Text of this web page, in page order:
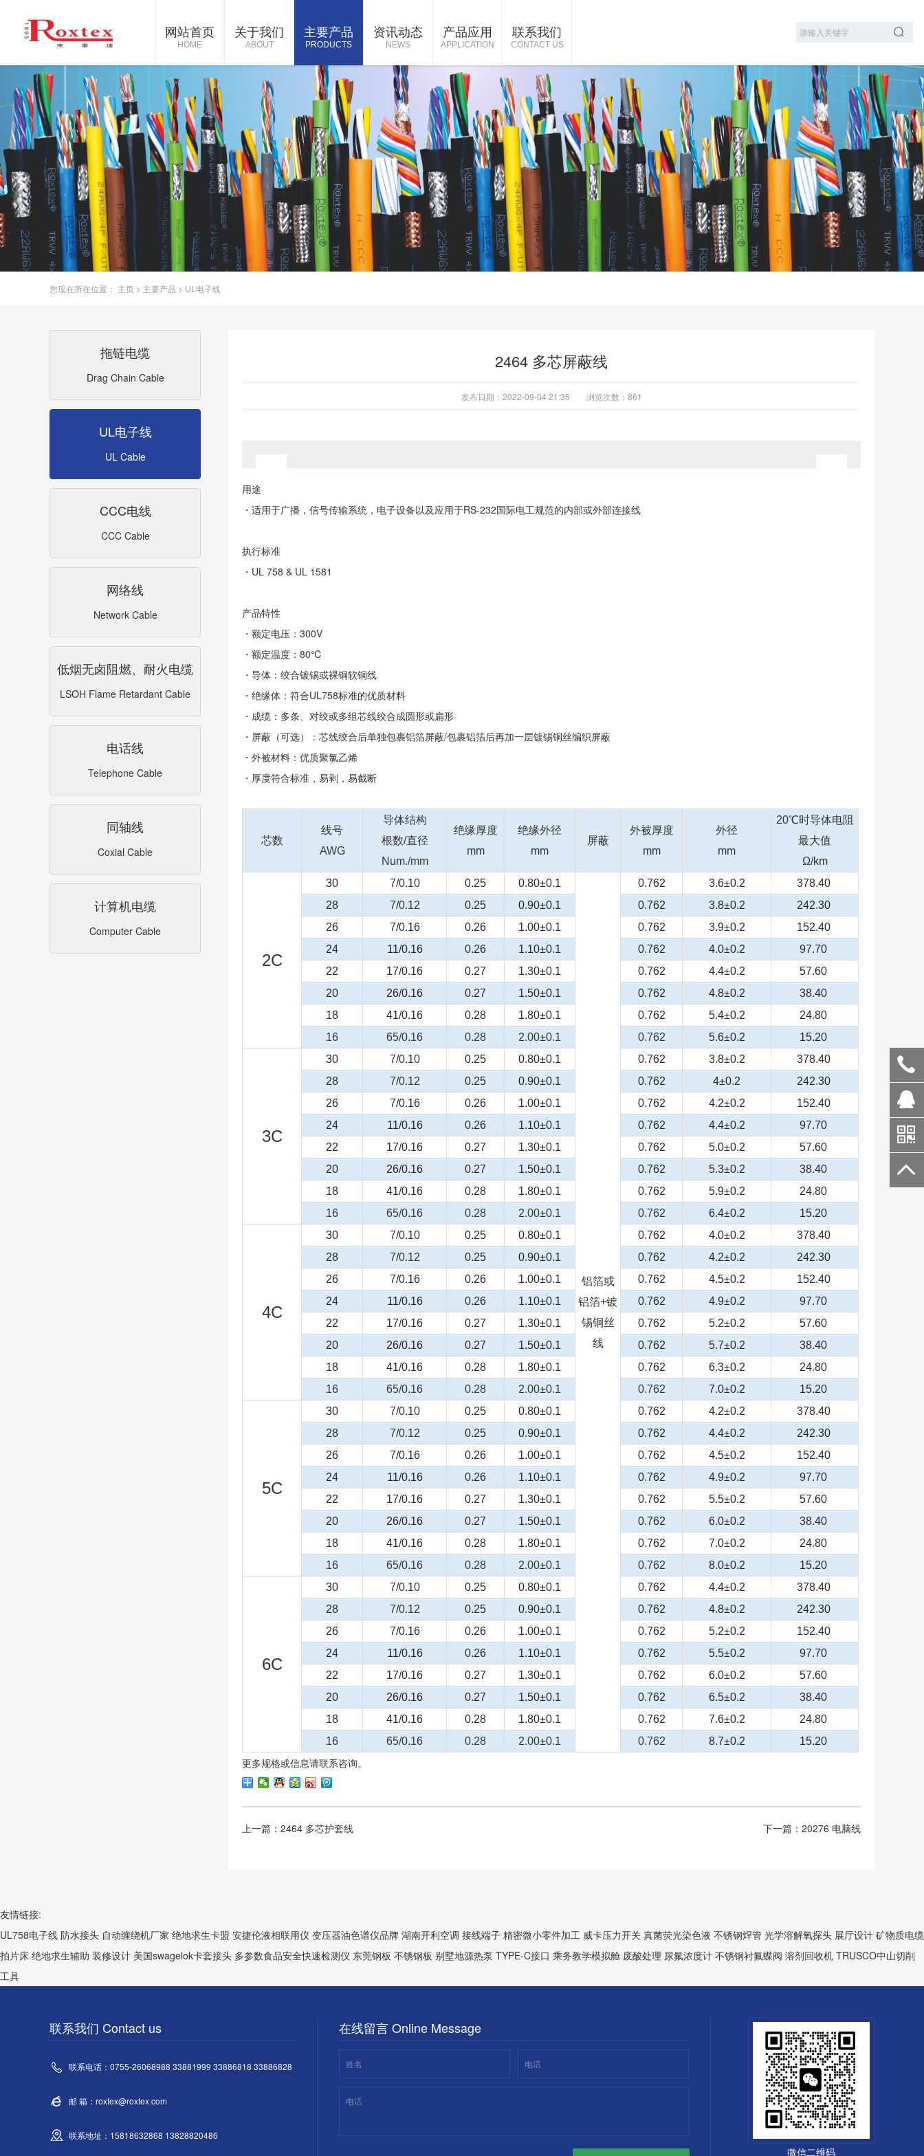
网站首页
HOME
关于我们
ABOUT
主要产品
PRODUCTS
资讯动态
NEWS
产品应用
APPLICATION
联系我们
CONTACT US
您现在所在位置： 主页 > 主要产品 > UL电子线
拖链电缆
Drag Chain Cable
UL电子线
UL Cable
CCC电线
CCC Cable
网络线
Network Cable
低烟无卤阻燃、耐火电缆
LSOH Flame Retardant Cable
电话线
Telephone Cable
同轴线
Coxial Cable
计算机电缆
Computer Cable
2464 多芯屏蔽线
发布日期：2022-09-04 21:35 浏览次数： 861
用途
・适用于广播，信号传输系统，电子设备以及应用于RS-232国际电工规范的内部或外部连接线
执行标准
・UL 758 & UL 1581
产品特性
・额定电压：300V
・额定温度：80℃
・导体：绞合镀锡或裸铜软铜线
・绝缘体：符合UL758标准的优质材料
・成缆：多条、对绞或多组芯线绞合成圆形或扁形
・屏蔽（可选）：芯线绞合后单独包裹铝箔屏蔽/包裹铝箔后再加一层镀锡铜丝编织屏蔽
・外被材料：优质聚氯乙烯
・厚度符合标准，易剥，易截断
芯数
线号
AWG
导体结构
根数/直径
Num./mm
绝缘厚度
mm
绝缘外径
mm
屏蔽
外被厚度
mm
外径
mm
20℃时导体电阻
最大值
Ω/km
2C
30 7/0.10 0.25 0.80±0.1
铝箔或
铝箔+镀
锡铜丝
线
0.762 3.6±0.2
378.40
28
7/0.12 0.25 0.90±0.1 0.762 3.8±0.2
242.30
26
7/0.16 0.26 1.00±0.1 0.762 3.9±0.2
152.40
24
11/0.16 0.26 1.10±0.1 0.762 4.0±0.2
97.70
22
17/0.16 0.27 1.30±0.1 0.762 4.4±0.2
57.60
20
26/0.16 0.27 1.50±0.1 0.762 4.8±0.2
38.40
18
41/0.16 0.28 1.80±0.1 0.762 5.4±0.2
24.80
16
65/0.16 0.28 2.00±0.1 0.762 5.6±0.2 15.20
3C
30 7/0.10 0.25 0.80±0.1 0.762 3.8±0.2
378.40
28
7/0.12 0.25 0.90±0.1 0.762 4±0.2
242.30
26
7/0.16 0.26 1.00±0.1 0.762 4.2±0.2
152.40
24
11/0.16 0.26 1.10±0.1 0.762 4.4±0.2
97.70
22
17/0.16 0.27 1.30±0.1 0.762 5.0±0.2
57.60
20
26/0.16 0.27 1.50±0.1 0.762 5.3±0.2
38.40
18
41/0.16 0.28 1.80±0.1 0.762 5.9±0.2
24.80
16
65/0.16 0.28 2.00±0.1 0.762 6.4±0.2 15.20
4C
30 7/0.10 0.25 0.80±0.1 0.762 4.0±0.2
378.40
28
7/0.12 0.25 0.90±0.1 0.762 4.2±0.2
242.30
26
7/0.16 0.26 1.00±0.1 0.762 4.5±0.2
152.40
24
11/0.16 0.26 1.10±0.1 0.762 4.9±0.2
97.70
22
17/0.16 0.27 1.30±0.1 0.762 5.2±0.2
57.60
20
26/0.16 0.27 1.50±0.1 0.762 5.7±0.2
38.40
18
41/0.16 0.28 1.80±0.1 0.762 6.3±0.2
24.80
16
65/0.16 0.28 2.00±0.1 0.762 7.0±0.2 15.20
5C
30 7/0.10 0.25 0.80±0.1 0.762 4.2±0.2
378.40
28
7/0.12 0.25 0.90±0.1 0.762 4.4±0.2
242.30
26
7/0.16 0.26 1.00±0.1 0.762 4.5±0.2
152.40
24
11/0.16 0.26 1.10±0.1 0.762 4.9±0.2
97.70
22
17/0.16 0.27 1.30±0.1 0.762 5.5±0.2
57.60
20
26/0.16 0.27 1.50±0.1 0.762 6.0±0.2
38.40
18
41/0.16 0.28 1.80±0.1 0.762 7.0±0.2
24.80
16
65/0.16 0.28 2.00±0.1 0.762 8.0±0.2 15.20
6C
30 7/0.10 0.25 0.80±0.1 0.762 4.4±0.2
378.40
28
7/0.12 0.25 0.90±0.1 0.762 4.8±0.2
242.30
26
7/0.16 0.26 1.00±0.1 0.762 5.2±0.2
152.40
24
11/0.16 0.26 1.10±0.1 0.762 5.5±0.2
97.70
22
17/0.16 0.27 1.30±0.1 0.762 6.0±0.2
57.60
20
26/0.16 0.27 1.50±0.1 0.762 6.5±0.2
38.40
18
41/0.16 0.28 1.80±0.1 0.762 7.6±0.2
24.80
16
65/0.16 0.28 2.00±0.1 0.762 8.7±0.2 15.20
更多规格或信息请联系咨询。
上一篇：2464 多芯护套线 下一篇：20276 电脑线
友情链接:
UL758电子线 防水接头 自动缠绕机厂家 绝地求生卡盟 安捷伦液相联用仪 变压器油色谱仪品牌 湖南开利空调 接线端子 精密微小零件加工 威卡压力开关 真菌荧光染色液 不锈钢焊管 光学溶解氧探头 展厅设计 矿物质电缆
拍片床 绝地求生辅助 装修设计 美国swagelok卡套接头 多参数食品安全快速检测仪 东莞钢板 不锈钢板 别墅地源热泵 TYPE-C接口 乘务教学模拟舱 废酸处理 尿氟浓度计 不锈钢衬氟蝶阀 溶剂回收机 TRUSCO中山切削
工具
联系我们 Contact us
联系电话：0755-26068988 33881999 33886818 33886828
邮 箱：roxtex@roxtex.com
联系地址：15818632868 13828820486
在线留言 Online Message
姓名 电话
电话
微信二维码